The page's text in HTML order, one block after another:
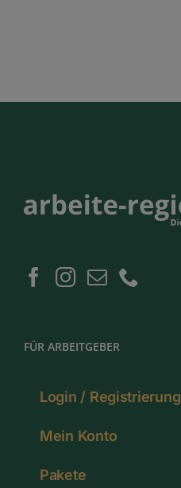
FÜR ARBEITGEBER
Login / Registrierung
Mein Konto
Pakete